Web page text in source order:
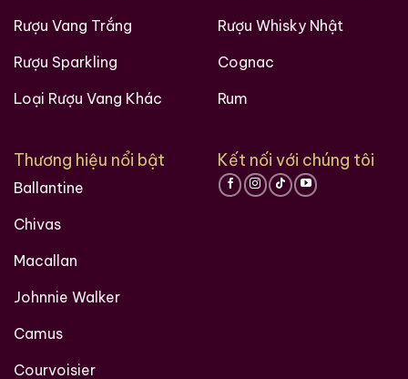
Rượu Vang Trắng
Rượu Sparkling
Loại Rượu Vang Khác
Rượu Whisky Nhật
Cognac
Rum
Thương hiệu nổi bật
Ballantine
Chivas
Macallan
Johnnie Walker
Camus
Courvoisier
Kết nối với chúng tôi